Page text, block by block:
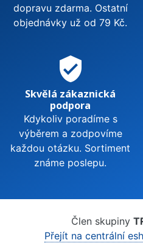
dopravu zdarma. Ostatní
objednávky už od 79 Kč.
verified_user
Skvělá zákaznická
podpora
Kdykoliv poradíme s
výběrem a zodpovíme
každou otázku. Sortiment
známe poslepu.
Člen skupiny
Přejít na centrální